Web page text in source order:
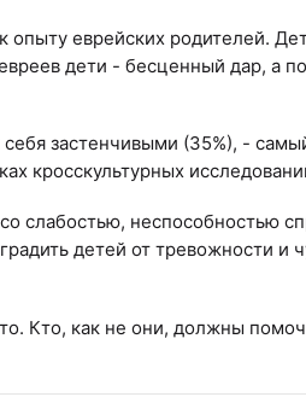
опыту еврейских родителей.
дети - бесценный дар, а
застенчивыми (35%), -
кросскультурных
слабостью, неспособностью
детей от тревожности и
Кто, как не они, должны